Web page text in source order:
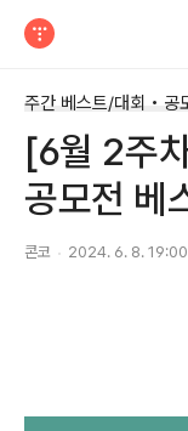
주간 베스트/대회 • 공
[6월 2주
공모전 베
콘코 2024. 6. 8. 19:00